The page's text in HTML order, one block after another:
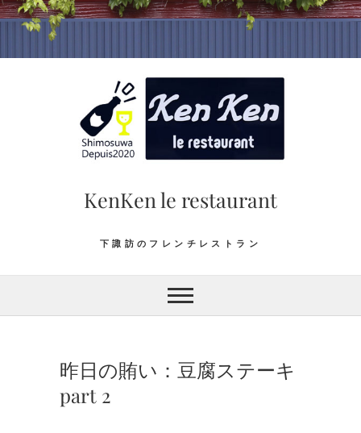
Skip
KenKen le restaurant
下諏訪のフレンチレストラン
昨日の賄い：豆腐ステーキ
part 2